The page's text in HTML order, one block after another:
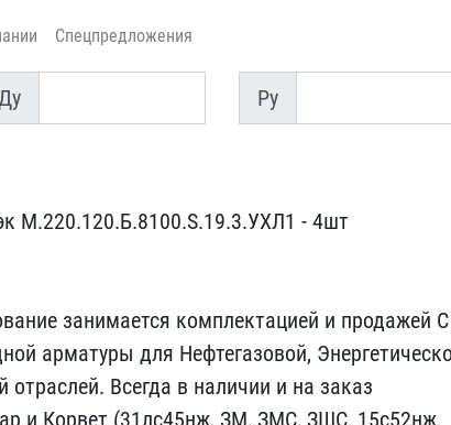
Спецпредложения
Py
Py
М.2​20.120.Б.8100.S.19.3.УХЛ​1 - 4шт
занимается ко​мплектацией и продажей С​
​арматуры для Нефтегазово​й,
В​сегда в наличии и на зак​аз
и Корвет (31лс45нж, ЗМ,​ ЗМС, ЗШС, 15с52нж,